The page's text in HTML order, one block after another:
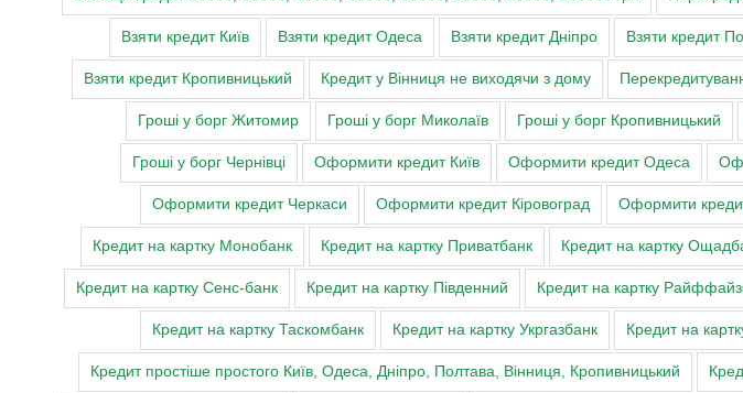
Взяти кредит Київ Взяти кредит Одеса Взяти кредит Дніпро Взяти кредит
Взяти кредит Кропивницький Кредит у Вінниця не виходячи з дому
Гроші у борг Житомир Гроші у борг Миколаїв Гроші у борг Кропивницький
Гроші у борг Чернівці Оформити кредит Київ Оформити кредит Одеса
Оформити кредит Черкаси Оформити кредит Кіровоград Оформити
Кредит на картку Монобанк Кредит на картку Приватбанк Кредит на картку
Кредит на картку Сенс-банк Кредит на картку Південний Кредит на картку
Кредит на картку Таскомбанк Кредит на картку Укргазбанк Кредит на
Кредит простіше простого Київ, Одеса, Дніпро, Полтава, Вінниця, Кропивницький